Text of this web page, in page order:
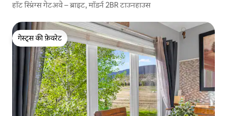
हॉट स्प्रिंग्स गेटअवे – ब्राइट, मॉडर्न 2BR टाउनहाउस
गेस्ट्स की फ़ेवरेट
गेस्ट्स की फ़ेवरेट